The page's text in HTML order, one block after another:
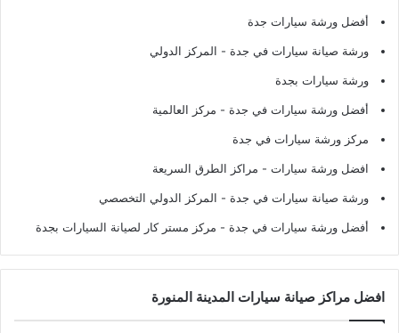
أفضل ورشة سيارات جدة
ورشة صيانة سيارات في جدة - المركز الدولي
ورشة سيارات بجدة
أفضل ورشة سيارات في جدة - مركز العالمية
مركز ورشة سيارات في جدة
افضل ورشة سيارات - مراكز الطرق السريعة
ورشة صيانة سيارات في جدة - المركز الدولي التخصصي
أفضل ورشة سيارات في جدة - مركز مستر كار لصيانة السيارات بجدة
افضل مراكز صيانة سيارات المدينة المنورة